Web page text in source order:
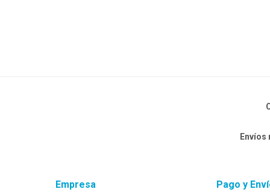
Empresa Pago y